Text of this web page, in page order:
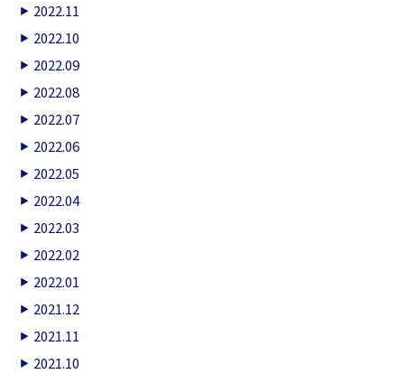
2022.11
2022.10
2022.09
2022.08
2022.07
2022.06
2022.05
2022.04
2022.03
2022.02
2022.01
2021.12
2021.11
2021.10